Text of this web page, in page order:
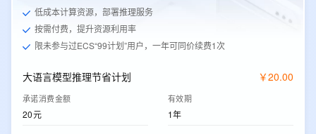
低成本计算资源，部署推理服务
按需付费，提升资源利用率
限未参与过ECS“99计划”用户，一年可同价续费1次
大语言模型推理节省计划 ￥20.00
承诺消费金额
20元
有效期
1年